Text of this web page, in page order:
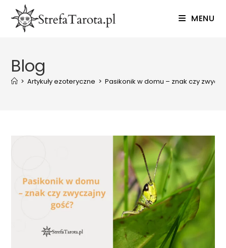
content
MENU
Blog
> Artykuły ezoteryczne > Pasikonik w domu – znak czy